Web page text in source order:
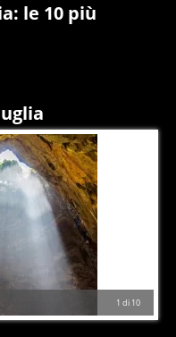
le 10 più
1 di 10